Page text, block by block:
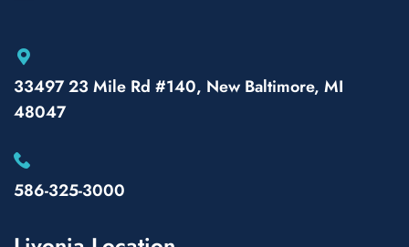
33497 23 Mile Rd #140, New Baltimore, MI
48047
586-325-3000